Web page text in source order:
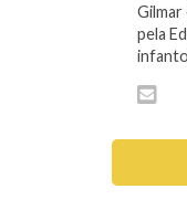
pela